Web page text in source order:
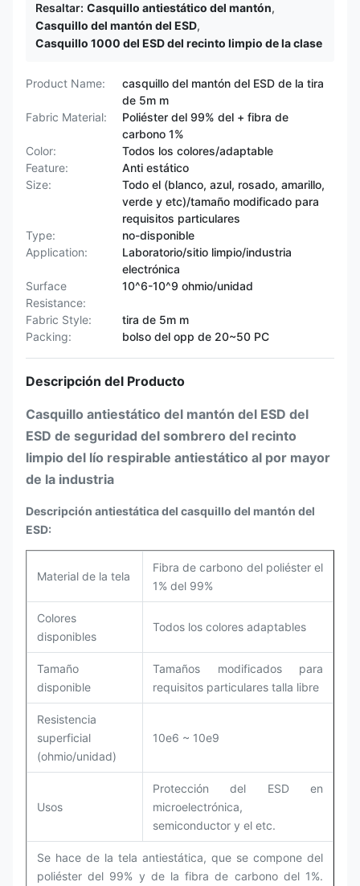
Resaltar: Casquillo antiestático del mantón,
Casquillo del mantón del ESD,
Casquillo 1000 del ESD del recinto limpio de la clase
Product Name:
casquillo del mantón del ESD de la tira
de 5m m
Fabric Material:
Poliéster del 99% del + fibra de
carbono 1%
Color:
Todos los colores/adaptable
Feature:
Anti estático
Size:
Todo el (blanco, azul, rosado, amarillo,
verde y etc)/tamaño modificado para
requisitos particulares
Type:
no-disponible
Application:
Laboratorio/sitio limpio/industria
electrónica
Surface
Resistance:
10^6-10^9 ohmio/unidad
Fabric Style:
tira de 5m m
Packing:
bolso del opp de 20~50 PC
Descripción del Producto
Casquillo antiestático del mantón del ESD del
ESD de seguridad del sombrero del recinto
limpio del lío respirable antiestático al por mayor
de la industria
Descripción antiestática del casquillo del mantón del
ESD:
Material de la tela
Fibra de carbono del poliéster el
1% del 99%
Colores
disponibles
Todos los colores adaptables
Tamaño
disponible
Tamaños modificados para
requisitos particulares talla libre
Resistencia
superficial
(ohmio/unidad)
10e6 ~ 10e9
Usos
Protección del ESD en
microelectrónica,
semiconductor y el etc.
Se hace de la tela antiestática, que se compone del
poliéster del 99% y de la fibra de carbono del 1%.